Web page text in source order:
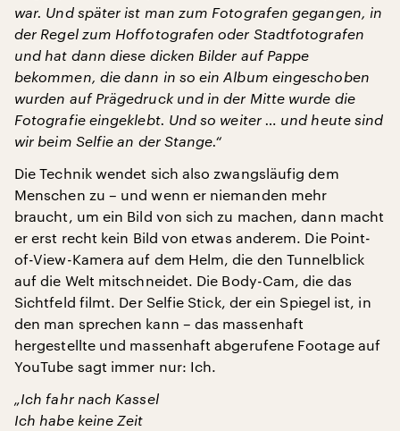
war. Und später ist man zum Fotografen gegangen, in
der Regel zum Hoffotografen oder Stadtfotografen
und hat dann diese dicken Bilder auf Pappe
bekommen, die dann in so ein Album eingeschoben
wurden auf Prägedruck und in der Mitte wurde die
Fotografie eingeklebt. Und so weiter … und heute sind
wir beim Selfie an der Stange.“
Die Technik wendet sich also zwangsläufig dem
Menschen zu – und wenn er niemanden mehr
braucht, um ein Bild von sich zu machen, dann macht
er erst recht kein Bild von etwas anderem. Die Point-
of-View-Kamera auf dem Helm, die den Tunnelblick
auf die Welt mitschneidet. Die Body-Cam, die das
Sichtfeld filmt. Der Selfie Stick, der ein Spiegel ist, in
den man sprechen kann – das massenhaft
hergestellte und massenhaft abgerufene Footage auf
YouTube sagt immer nur: Ich.
„Ich fahr nach Kassel
Ich habe keine Zeit